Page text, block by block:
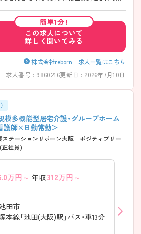
簡単1分！
この求人について
詳しく聞いてみる
株式会社reborn 求人一覧はこちら
求人番号 : 9860216更新日 : 2026年7月10日
模多機能型居宅介護・グループホーム
護師×日勤常勤＞
ステーションリボーン大阪 ポジティブリー
正社員)
万円～ 年収 312万円～
田市
本線「池田(大阪)駅」バス・車13分